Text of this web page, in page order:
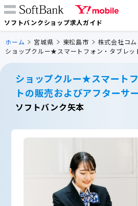
ソフトバンクショップ求人ガイド
ホーム 宮城県 東松島市
株式会社コム
ショップクルー★スマートフォン・タブレ
ショップクルー★スマート
トの販売およびアフターサ
ソフトバンク矢本